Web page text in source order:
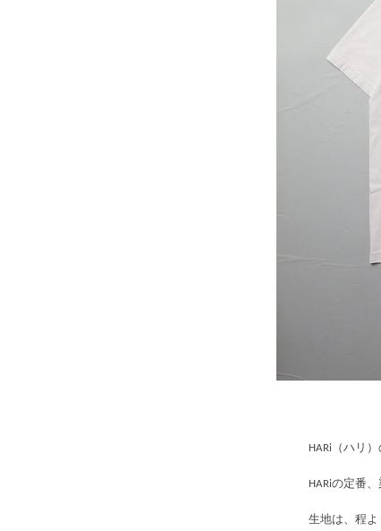
HARi（ハリ）
HARiの定番
生地は、程よ